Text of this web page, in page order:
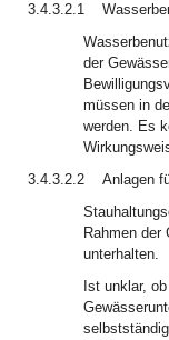
3.4.3.2.1
der
müssen in
werden. Es
3.4.3.2.2
Anlagen
Rahmen der
unterhalten.
Ist unklar,